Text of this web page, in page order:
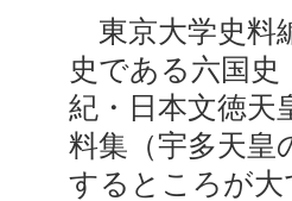
東京大学史料
史である六国史
紀・日本文徳天
料集（宇多天皇
するところが